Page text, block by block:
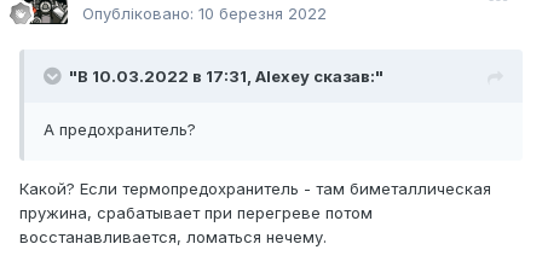
Опубліковано: 10 березня 2022
"В 10.03.2022 в 17:31, Alexey сказав:"
А предохранитель?
Какой? Если термопредохранитель - там биметаллическая
пружина, срабатывает при перегреве потом
восстанавливается, ломаться нечему.